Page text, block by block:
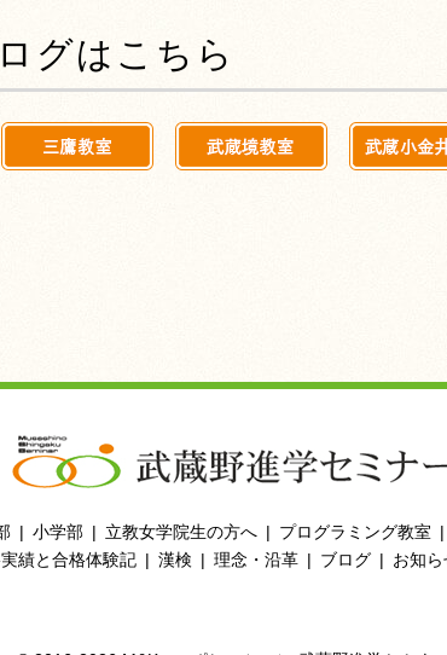
グはこちら
小学部 立教女学院生の方へ プログラミング教室
績と合格体験記 漢検 理念・沿革 ブログ お知ら